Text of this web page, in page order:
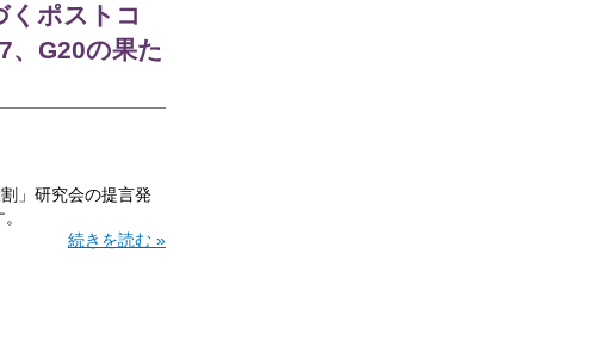
くポストコ
G20の果た
」研究会の提言発
続きを読む »